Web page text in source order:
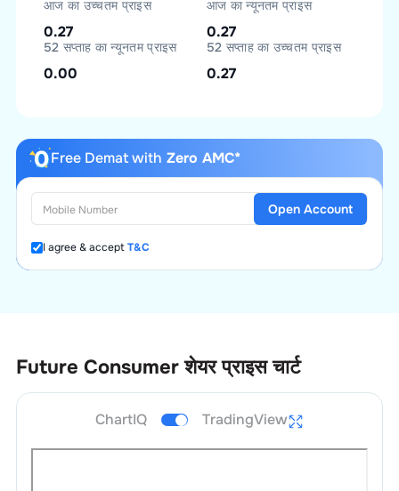
आज का उच्चतम प्राइस
0.27
आज का न्यूनतम प्राइस
0.27
52 सप्ताह का न्यूनतम प्राइस
0.00
52 सप्ताह का उच्चतम प्राइस
0.27
Free Demat with Zero AMC*
I agree & acceptT&C
Open Account
Future Consumer शेयर प्राइस चार्ट
ChartIQ TradingView